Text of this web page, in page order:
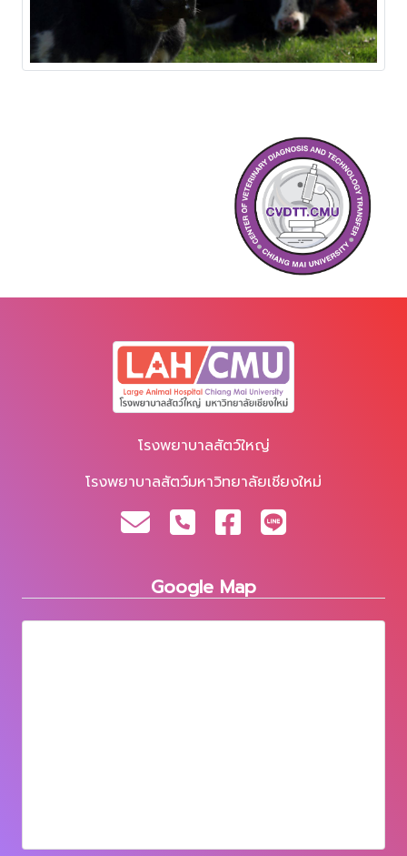
โรงพยาบาลสัตว์ใหญ่
โรงพยาบาลสัตว์มหาวิทยาลัยเชียงใหม่
Google Map